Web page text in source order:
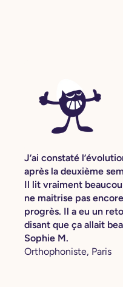
J’ai constaté
après la deuxième
Il lit vraiment
ne maitrise pas
progrès. Il a eu un
disant que ça allait
Sophie M.
Orthophoniste, Paris